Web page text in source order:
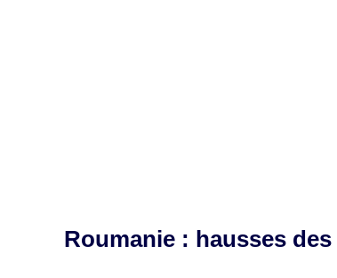
Roumanie : hausses